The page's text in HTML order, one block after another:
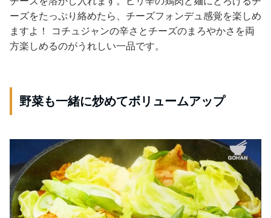
ーズをたっぷり絡めたら、チーズフォンデュ感覚を楽しめ
ますよ！ コチュジャンの辛さとチーズのまろやかさを両
方楽しめるのがうれしい一品です。
野菜も一緒に炒めてボリュームアップ